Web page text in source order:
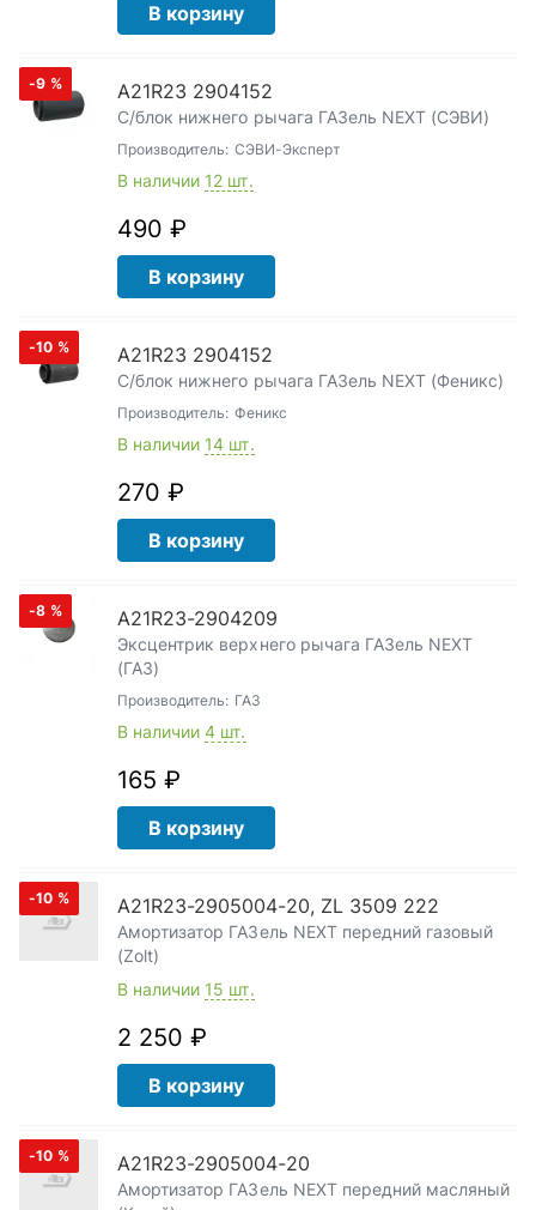
В корзину
-9 % А21R23 2904152
С/блок нижнего рычага ГАЗель NEXT (СЭВИ)
Производитель: СЭВИ-Эксперт
В наличии 12 шт.
490 ₽
В корзину
-10 % А21R23 2904152
С/блок нижнего рычага ГАЗель NEXT (Феникс)
Производитель: Феникс
В наличии 14 шт.
270 ₽
В корзину
-8 % А21R23-2904209
Эксцентрик верхнего рычага ГАЗель NEXT
(ГАЗ)
Производитель: ГАЗ
В наличии 4 шт.
165 ₽
В корзину
-10 % А21R23-2905004-20, ZL 3509 222
Амортизатор ГАЗель NEXT передний газовый
(Zolt)
В наличии 15 шт.
2 250 ₽
В корзину
-10 % А21R23-2905004-20
Амортизатор ГАЗель NEXT передний масляный